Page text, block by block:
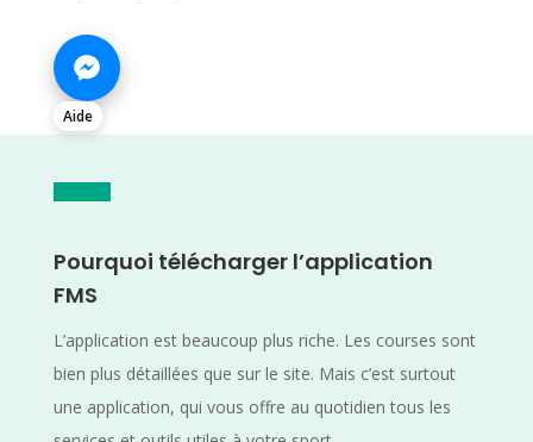
Aide
Pourquoi télécharger l’application
FMS
L’application est beaucoup plus riche. Les courses sont
bien plus détaillées que sur le site. Mais c’est surtout
une application, qui vous offre au quotidien tous les